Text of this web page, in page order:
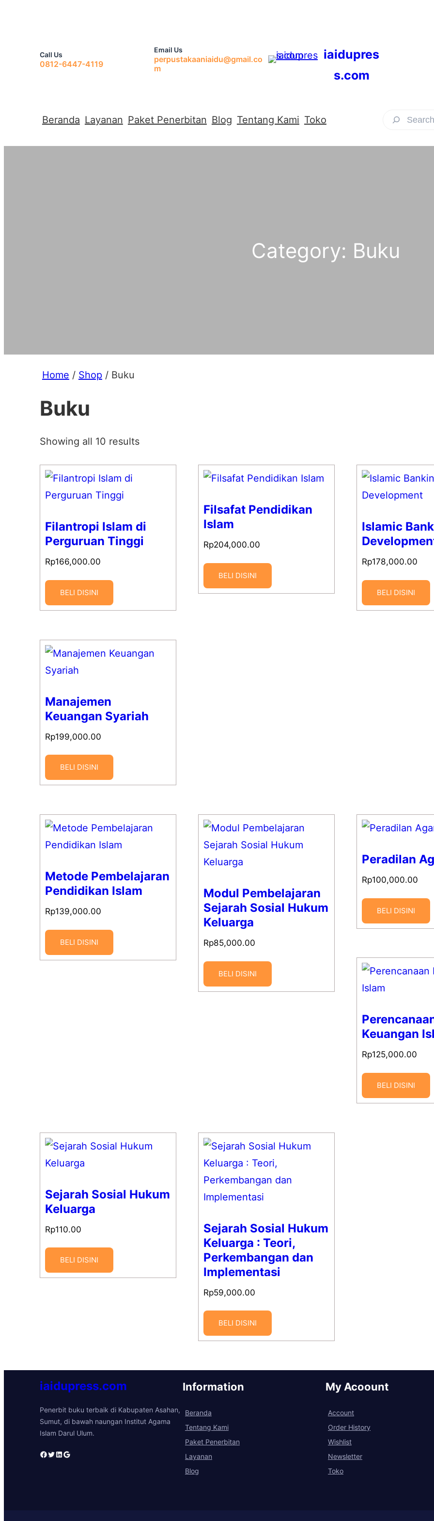
Call Us
0812-6447-4119
Email Us
perpustakaaniaidu@gmail.co
m
iaidupres
s.com
Beranda Layanan Paket Penerbitan Blog Tentang Kami Toko
Category: Buku
Home / Shop/ Buku
Buku
Showing all 10 results
Filantropi Islam di
Perguruan Tinggi
Rp166,000.00
BELI DISINI
Filsafat Pendidikan
Islam
Rp204,000.00
BELI DISINI
Islamic
Rp178,000.00
BELI DISINI
Manajemen
Keuangan Syariah
Rp199,000.00
BELI DISINI
Metode Pembelajaran
Pendidikan Islam
Rp139,000.00
BELI DISINI
Modul Pembelajaran
Sejarah Sosial Hukum
Keluarga
Rp85,000.00
BELI DISINI
Peradilan
Rp100,000.00
BELI DISINI
Keuangan
Rp125,000.00
BELI DISINI
Sejarah Sosial Hukum
Keluarga
Rp110.00
BELI DISINI
Sejarah Sosial Hukum
Keluarga : Teori,
Perkembangan dan
Implementasi
Rp59,000.00
BELI DISINI
iaidupress.com
Penerbit buku terbaik di Kabupaten Asahan,
Sumut, di bawah naungan Institut Agama
Islam Darul Ulum.
Facebook Twitter LinkedIn Google
Information
Beranda
Tentang Kami
Paket Penerbitan
Layanan
Blog
My Acoount
Account
Order History
Wishlist
Newsletter
Toko